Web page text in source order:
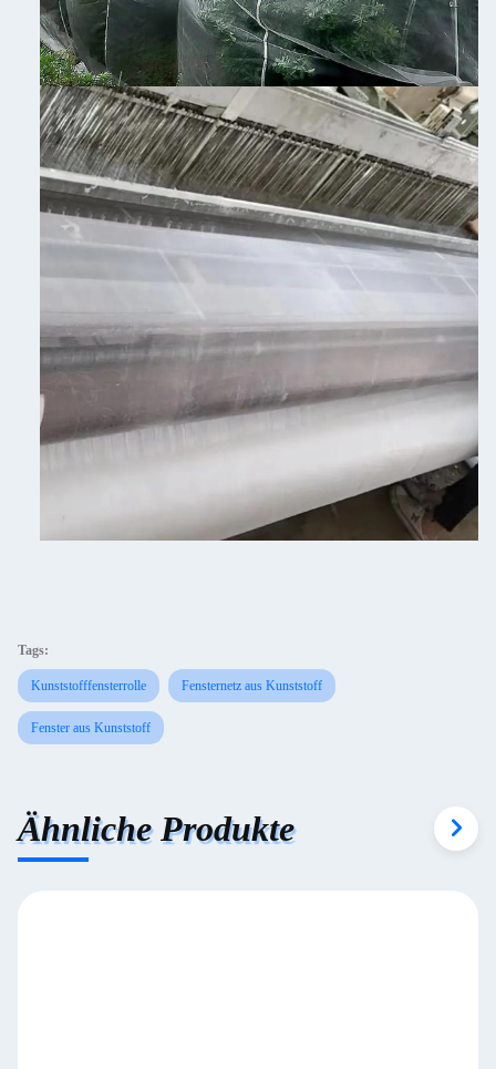
Tags:
Kunststofffensterrolle Fensternetz aus Kunststoff
Fenster aus Kunststoff
Ähnliche Produkte